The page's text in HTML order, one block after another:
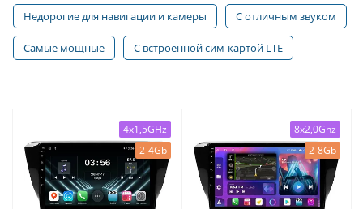
Недорогие для навигации и камеры С отличным звуком
Самые мощные С встроенной сим-картой LTE
4x1,5GHz
2-4Gb
8x2,0Ghz
2-8Gb